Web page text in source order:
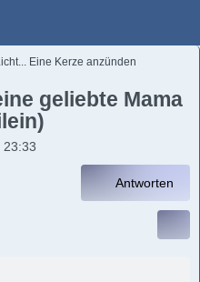
Eine Kerze anzünden
geliebte Mama
23:33
Antworten